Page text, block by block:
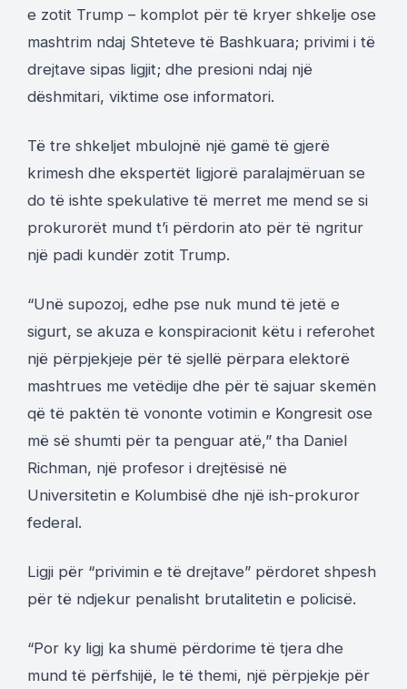
e zotit Trump – komplot për të kryer shkelje ose
mashtrim ndaj Shteteve të Bashkuara; privimi i të
drejtave sipas ligjit; dhe presioni ndaj një
dëshmitari, viktime ose informatori.
Të tre shkeljet mbulojnë një gamë të gjerë
krimesh dhe ekspertët ligjorë paralajmëruan se
do të ishte spekulative të merret me mend se si
prokurorët mund t’i përdorin ato për të ngritur
një padi kundër zotit Trump.
“Unë supozoj, edhe pse nuk mund të jetë e
sigurt, se akuza e konspiracionit këtu i referohet
një përpjekjeje për të sjellë përpara elektorë
mashtrues me vetëdije dhe për të sajuar skemën
që të paktën të vononte votimin e Kongresit ose
më së shumti për ta penguar atë,” tha Daniel
Richman, një profesor i drejtësisë në
Universitetin e Kolumbisë dhe një ish-prokuror
federal.
Ligji për “privimin e të drejtave” përdoret shpesh
për të ndjekur penalisht brutalitetin e policisë.
“Por ky ligj ka shumë përdorime të tjera dhe
mund të përfshijë, le të themi, një përpjekje për